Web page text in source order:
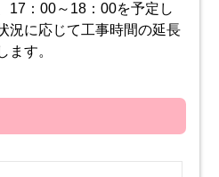
17：00～18：00を予定し
況に応じて工事時間の延長
ます。